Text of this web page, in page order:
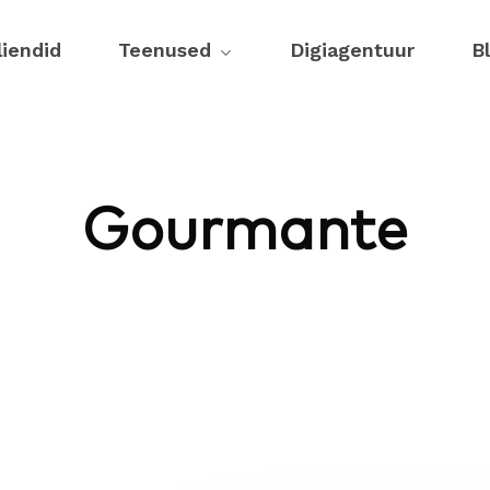
Teenused Digiagentuur
Gourmante